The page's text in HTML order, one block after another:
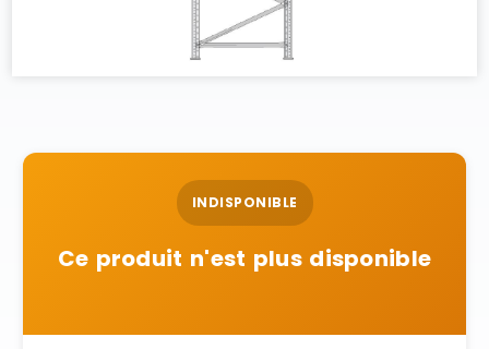
INDISPONIBLE
Ce produit n'est plus disponible